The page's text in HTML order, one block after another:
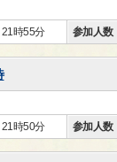
時55分 参加人数
時50分 参加人数